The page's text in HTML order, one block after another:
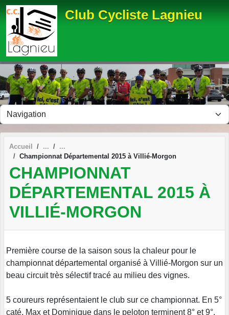
Club Cycliste Lagnieu
Accueil
Championnat Départemental 2015 à Villié-Morgon
CHAMPIONNAT
DÉPARTEMENTAL 2015 À
VILLIÉ-MORGON
Première course de la saison sous la chaleur pour le
championnat départemental organisé à Villié-Morgon sur un
beau circuit très sélectif tracé au milieu des vignes.
5 coureurs représentaient le club sur ce championnat. En 5°
caté, Max et Dominique dans le peloton terminent 8° et 9°.
Panneau de gestion des cookies